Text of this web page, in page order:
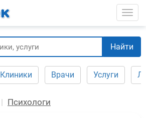
Найти
Клиники Врачи Услуги
Психологи